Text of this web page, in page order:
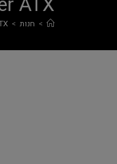
> חנות >